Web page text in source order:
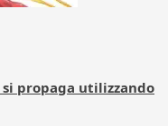
propaga utilizzando